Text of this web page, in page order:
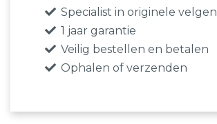
Lichtmetalen
Velgen
+Vredestein
175
Specialist in originele velgen
1 jaar garantie
Veilig bestellen en betalen
Ophalen of verzenden